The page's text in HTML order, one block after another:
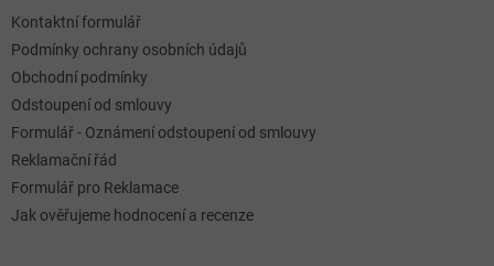
Kontaktní formulář
Podmínky ochrany osobních údajů
Obchodní podmínky
Odstoupení od smlouvy
Formulář - Oznámení odstoupení od smlouvy
Reklamační řád
Formulář pro Reklamace
Jak ověřujeme hodnocení a recenze